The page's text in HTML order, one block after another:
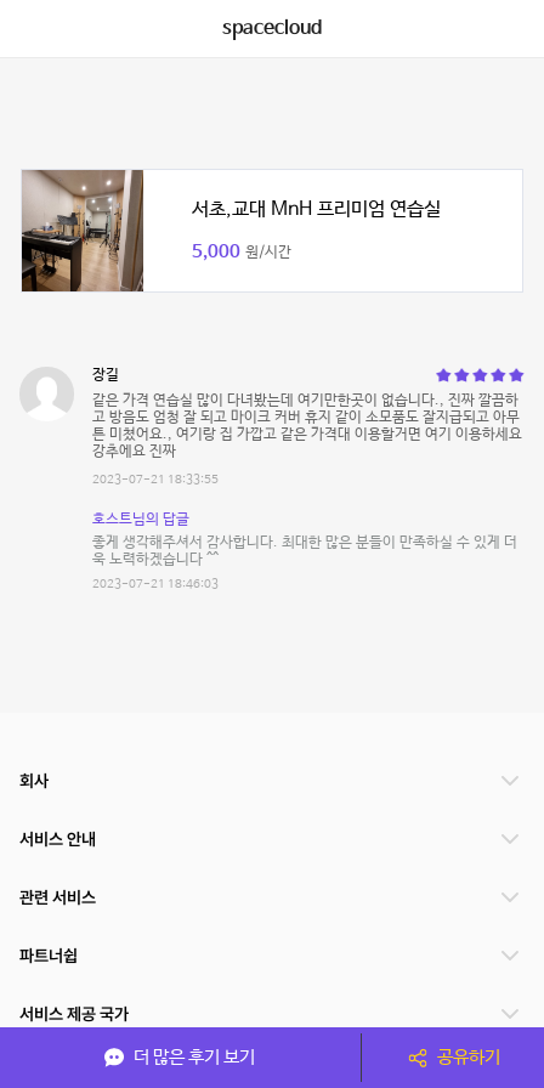
spacecloud
서초,교대 MnH 프리미엄 연습실
5,000 원/시간
장길
같은 가격 연습실 많이 다녀봤는데 여기만한곳이 없습니다., 진짜 깔끔하
고 방음도 엄청 잘 되고 마이크 커버 휴지 같이 소모품도 잘지급되고 아무
튼 미쳤어요., 여기랑 집 가깝고 같은 가격대 이용할거면 여기 이용하세요
강추에요 진짜
2023-07-21 18:33:55
호스트님의 답글
좋게 생각해주셔서 감사합니다. 최대한 많은 분들이 만족하실 수 있게 더
욱 노력하겠습니다 ^^
2023-07-21 18:46:03
더 많은 후기 보기 공유하기
회사
서비스 안내
관련 서비스
파트너쉽
서비스 제공 국가